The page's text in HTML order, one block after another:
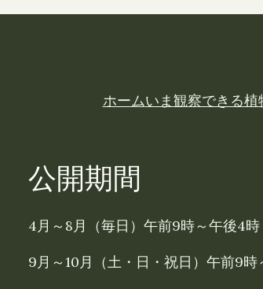
ホームいま観察できる植
公開期間
4月～8月（毎日）午前9時～午後4時
9月～10月（土・日・祝日）午前9時